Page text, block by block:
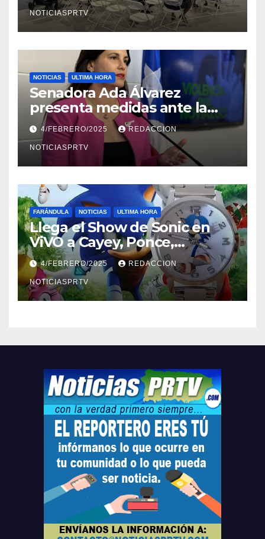
NOTICIASPRTV
NOTICIAS ULTIMA HORA
Senadora Ada Álvarez
presenta medidas ante la
violencia en el noviazgo
4/FEBRERO/2025 REDACCION
NOTICIASPRTV
FARÁNDULA NOTICIAS ULTIMA HORA
Llega el Show de Sonic en
ViVO a Cayey, Ponce,
Barceloneta y Humacao,
Relojes gratis para el que
compre ahora….
4/FEBRERO/2025 REDACCION
NOTICIASPRTV